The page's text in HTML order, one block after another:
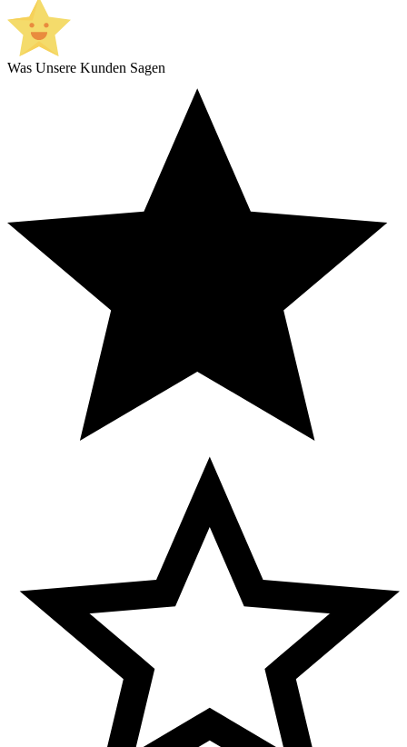
Was Unsere Kunden Sagen